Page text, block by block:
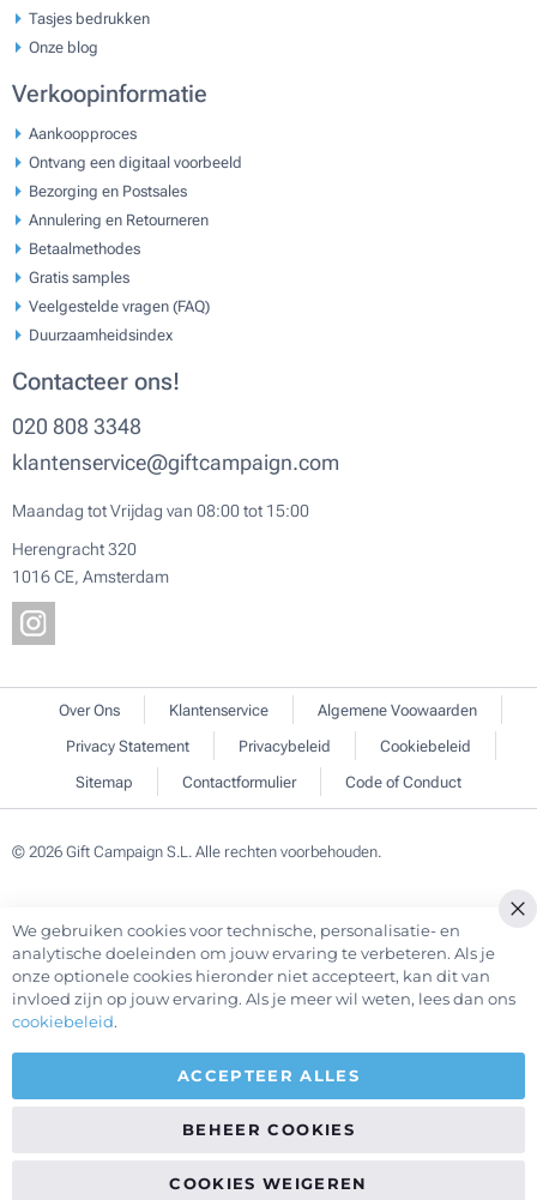
Tasjes bedrukken
Onze blog
Verkoopinformatie
Aankoopproces
Ontvang een digitaal voorbeeld
Bezorging en Postsales
Annulering en Retourneren
Betaalmethodes
Gratis samples
Veelgestelde vragen (FAQ)
Duurzaamheidsindex
Contacteer ons!
020 808 3348
klantenservice@giftcampaign.com
Maandag tot Vrijdag van 08:00 tot 15:00
Herengracht 320
1016 CE, Amsterdam
Over Ons Klantenservice
Algemene Voowaarden
Privacy Statement
Privacybeleid
Cookiebeleid
Sitemap
Contactformulier Code of Conduct
© 2026 Gift Campaign S.L. Alle rechten voorbehouden.
We gebruiken cookies voor technische, personalisatie- en
analytische doeleinden om jouw ervaring te verbeteren. Als je
onze optionele cookies hieronder niet accepteert, kan dit van
invloed zijn op jouw ervaring. Als je meer wil weten, lees dan ons
cookiebeleid.
ACCEPTEER ALLES
BEHEER COOKIES
COOKIES WEIGEREN